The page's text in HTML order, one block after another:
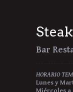
Bar
HORARIO
Lunes y